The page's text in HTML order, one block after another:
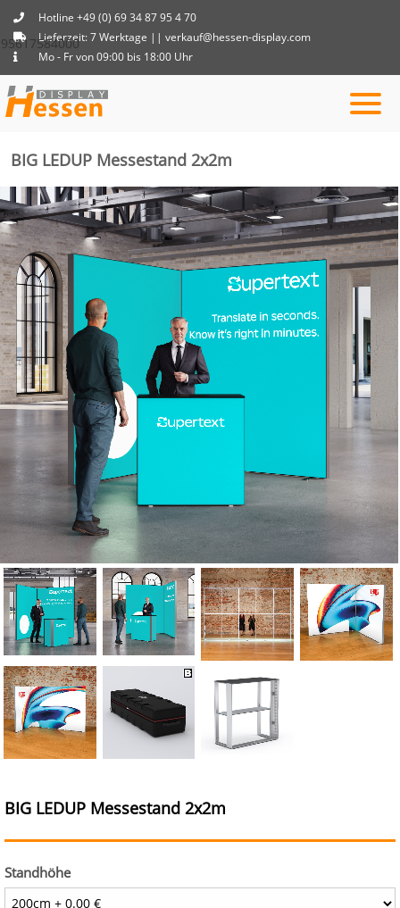
Hotline +49 (0) 69 34 87 95 4 70
Lieferzeit: 7 Werktage || verkauf@hessen-display.com
Mo - Fr von 09:00 bis 18:00 Uhr
BIG LEDUP Messestand 2x2m
95617584000
BIG LEDUP Messestand 2x2m
Standhöhe